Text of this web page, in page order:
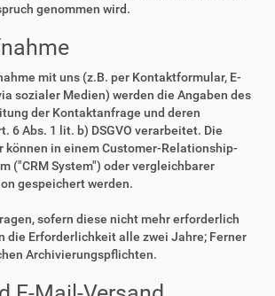
genommen wird.
mit uns (z.B. per Kontaktformular, E-
sozialer Medien) werden die Angaben des
der Kontaktanfrage und deren
6 Abs. 1 lit. b) DSGVO verarbeitet. Die
können in einem Customer-Relationship-
("CRM System") oder vergleichbarer
gespeichert werden.
sofern diese nicht mehr erforderlich
die Erforderlichkeit alle zwei Jahre; Ferner
Archivierungspflichten.